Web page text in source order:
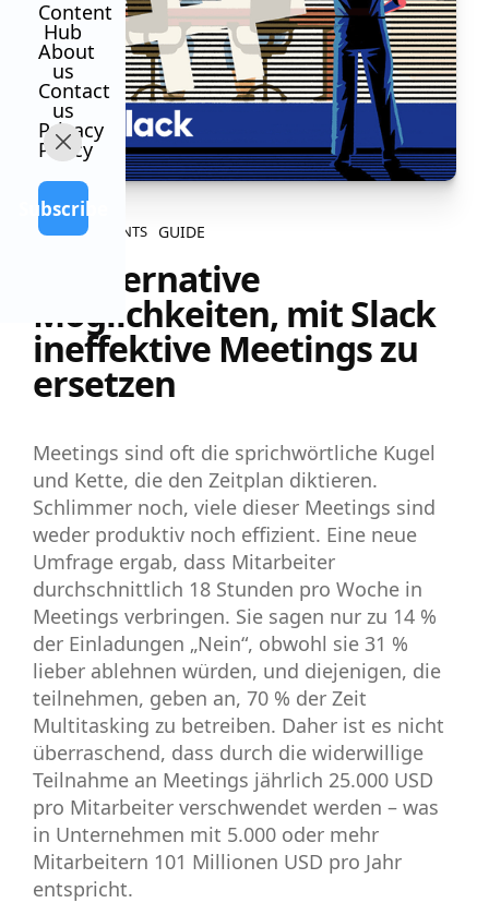
Content
Hub
About
us
Contact
us
Privacy
Policy
Subscribe
ALL CONTENTS GUIDE
10 alternative
Möglichkeiten, mit Slack
ineffektive Meetings zu
ersetzen
Meetings sind oft die sprichwörtliche Kugel
und Kette, die den Zeitplan diktieren.
Schlimmer noch, viele dieser Meetings sind
weder produktiv noch effizient. Eine neue
Umfrage ergab, dass Mitarbeiter
durchschnittlich 18 Stunden pro Woche in
Meetings verbringen. Sie sagen nur zu 14 %
der Einladungen „Nein“, obwohl sie 31 %
lieber ablehnen würden, und diejenigen, die
teilnehmen, geben an, 70 % der Zeit
Multitasking zu betreiben. Daher ist es nicht
überraschend, dass durch die widerwillige
Teilnahme an Meetings jährlich 25.000 USD
pro Mitarbeiter verschwendet werden – was
in Unternehmen mit 5.000 oder mehr
Mitarbeitern 101 Millionen USD pro Jahr
entspricht.